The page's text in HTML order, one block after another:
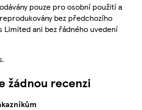
pouze pro osobní použití a
bez předchozího
Limited ani bez řádného uvedení
žádnou recenzi